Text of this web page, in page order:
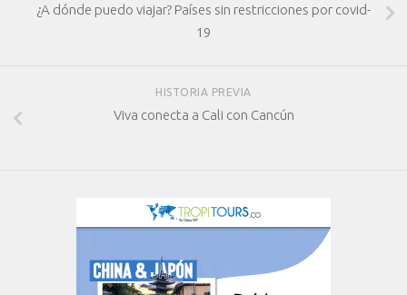
¿A dónde puedo viajar? Países sin restricciones por covid-
19
HISTORIA PREVIA
Viva conecta a Cali con Cancún